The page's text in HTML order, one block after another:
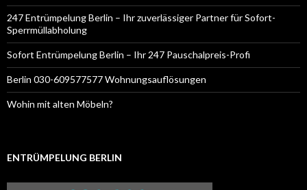
247 Entrümpelung Berlin – Ihr zuverlässiger Partner für Sofort-
Sperrmüllabholung
Sofort Entrümpelung Berlin – Ihr 247 Pauschalpreis-Profi
Berlin 030-609577577 Wohnungsauflösungen
Wohin mit alten Möbeln?
ENTRÜMPELUNG BERLIN